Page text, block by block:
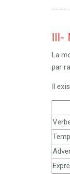
III-
La
par
Il